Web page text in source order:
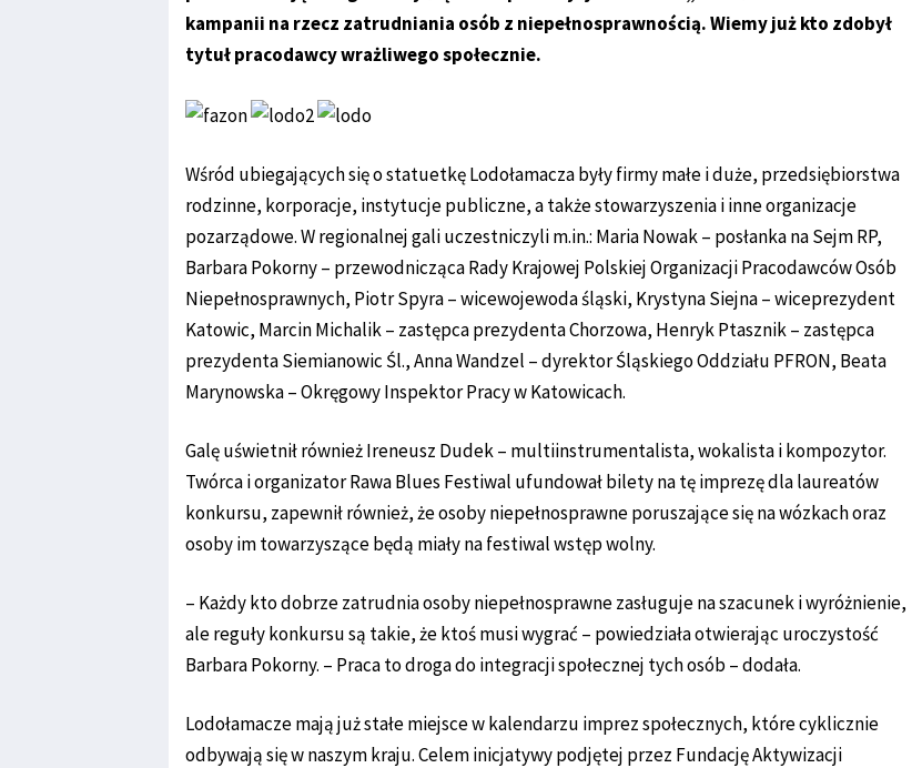
kampanii na rzecz zatrudniania osób z niepełnosprawnością. Wiemy już kto zdobył
tytuł pracodawcy wrażliwego społecznie.
Wśród ubiegających się o statuetkę Lodołamacza były firmy małe i duże, przedsiębiorstwa
rodzinne, korporacje, instytucje publiczne, a także stowarzyszenia i inne organizacje
pozarządowe. W regionalnej gali uczestniczyli m.in.: Maria Nowak – posłanka na Sejm RP,
Barbara Pokorny – przewodnicząca Rady Krajowej Polskiej Organizacji Pracodawców Osób
Niepełnosprawnych, Piotr Spyra – wicewojewoda śląski, Krystyna Siejna – wiceprezydent
Katowic, Marcin Michalik – zastępca prezydenta Chorzowa, Henryk Ptasznik – zastępca
prezydenta Siemianowic Śl., Anna Wandzel – dyrektor Śląskiego Oddziału PFRON, Beata
Marynowska – Okręgowy Inspektor Pracy w Katowicach.
Galę uświetnił również Ireneusz Dudek – multiinstrumentalista, wokalista i kompozytor.
Twórca i organizator Rawa Blues Festiwal ufundował bilety na tę imprezę dla laureatów
konkursu, zapewnił również, że osoby niepełnosprawne poruszające się na wózkach oraz
osoby im towarzyszące będą miały na festiwal wstęp wolny.
– Każdy kto dobrze zatrudnia osoby niepełnosprawne zasługuje na szacunek i wyróżnienie,
ale reguły konkursu są takie, że ktoś musi wygrać – powiedziała otwierając uroczystość
Barbara Pokorny. – Praca to droga do integracji społecznej tych osób – dodała.
Lodołamacze mają już stałe miejsce w kalendarzu imprez społecznych, które cyklicznie
odbywają się w naszym kraju. Celem inicjatywy podjętej przez Fundację Aktywizacji